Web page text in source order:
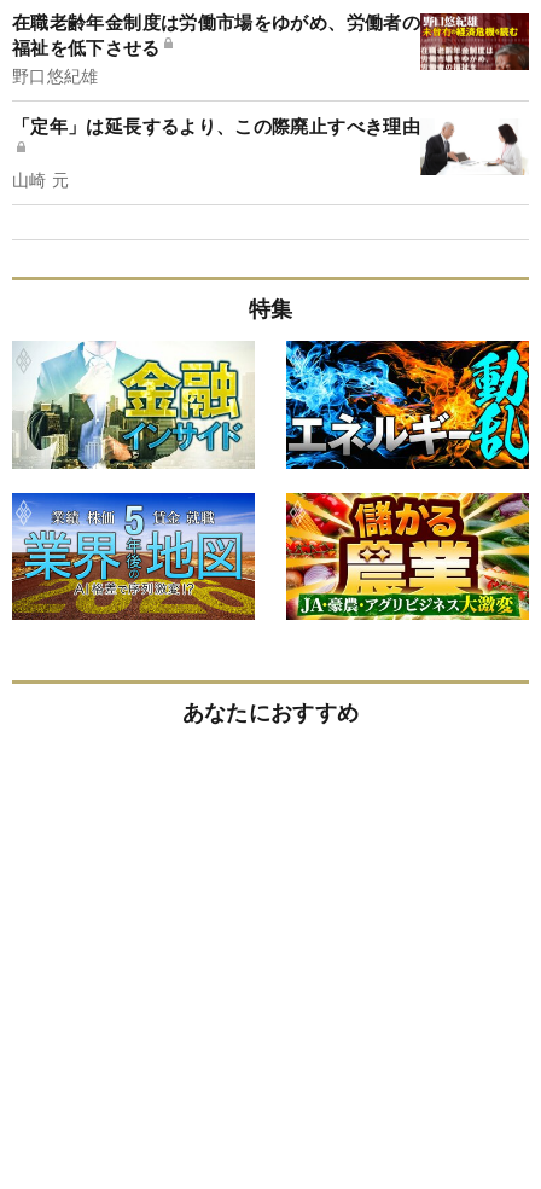
在職老齢年金制度は労働市場をゆがめ、労働者の
福祉を低下させる
野口悠紀雄
「定年」は延長するより、この際廃止すべき理由
山崎 元
特集
あなたにおすすめ